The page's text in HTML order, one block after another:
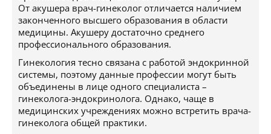
От акушера врач-гинеколог отличается наличием
законченного высшего образования в области
медицины. Акушеру достаточно среднего
профессионального образования.
Гинекология тесно связана с работой эндокринной
системы, поэтому данные профессии могут быть
объединены в лице одного специалиста –
гинеколога-эндокринолога. Однако, чаще в
медицинских учреждениях можно встретить врача-
гинеколога общей практики.